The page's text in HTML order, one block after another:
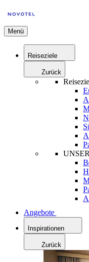
Menü
Reiseziele
Zurück
Angebote
Inspirationen
Zurück